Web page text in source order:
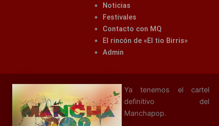
Noticias
Festivales
Contacto con MQ
El rincón de «El tio Birris»
Admin
Ya tenemos el cartel
definitivo del
Manchapop.